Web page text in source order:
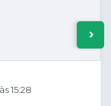
15:28